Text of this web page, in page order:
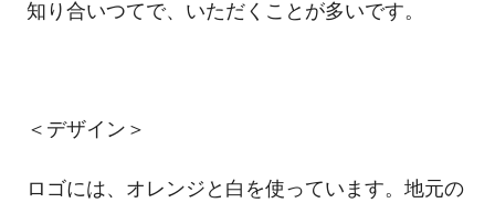
知り合いつてで、いただくことが多いです。
＜デザイン＞
ロゴには、オレンジと白を使っています。地元の